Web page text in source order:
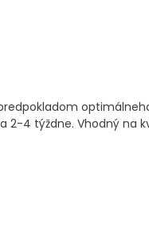
2-4 týždne. Vhodný na